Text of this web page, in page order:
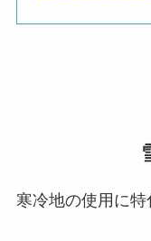
寒冷地の使用に特